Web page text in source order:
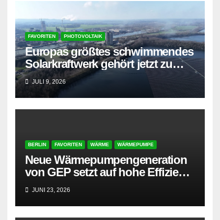
FAVORITEN PHOTOVOLTAIK
Europas größtes schwimmendes
Solarkraftwerk gehört jetzt zu
AMPYR
JULI 9, 2026
BERLIN FAVORITEN WÄRME WÄRMEPUMPE
Neue Wärmepumpengeneration
von GEP setzt auf hohe Effizienz
und besonders leisen Betrieb
JUNI 23, 2026